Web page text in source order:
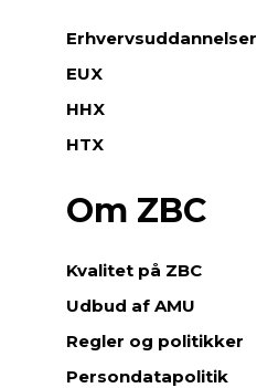
Erhvervsuddannelser
EUX
HHX
HTX
Om ZBC
Kvalitet på ZBC
Udbud af AMU
Regler og politikker
Persondatapolitik